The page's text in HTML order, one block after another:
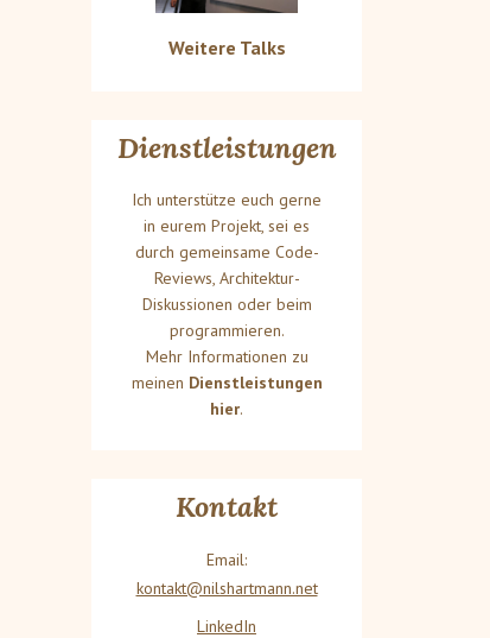
Weitere Talks
Dienstleistungen
Ich unterstütze euch gerne
in eurem Projekt, sei es
durch gemeinsame Code-
Reviews, Architektur-
Diskussionen oder beim
programmieren.
Mehr Informationen zu
meinen Dienstleistungen
hier.
Kontakt
Email:
kontakt@nilshartmann.net
LinkedIn